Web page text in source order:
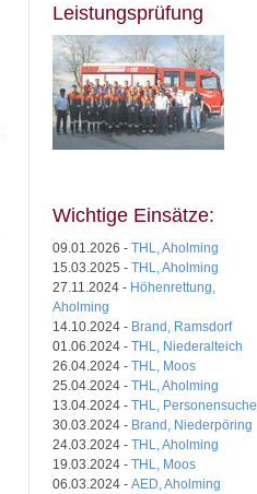
Leistungsprüfung
Wichtige Einsätze:
09.01.2026 - THL, Aholming
15.03.2025 - THL, Aholming
27.11.2024 - Höhenrettung,
Aholming
14.10.2024 - Brand, Ramsdorf
01.06.2024 - THL, Niederalteich
26.04.2024 - THL, Moos
25.04.2024 - THL, Aholming
13.04.2024 - THL, Personensuche
30.03.2024 - Brand, Niederpöring
24.03.2024 - THL, Aholming
19.03.2024 - THL, Moos
06.03.2024 - AED, Aholming